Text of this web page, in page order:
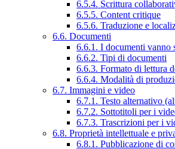
6.5.4. Scrittura
6.5.5. Content critique
6.5.6. Traduzione e
6.6. Documenti
6.6.1. I documenti vanno
6.6.2. Tipi di documenti
6.6.3. Formato di lettura
6.6.4. Modalità di
6.7. Immagini e video
6.7.1. Testo alternativo
6.7.2. Sottotitoli per i
6.7.3. Trascrizioni per i
6.8. Proprietà intellettuale e
6.8.1. Pubblicazione di